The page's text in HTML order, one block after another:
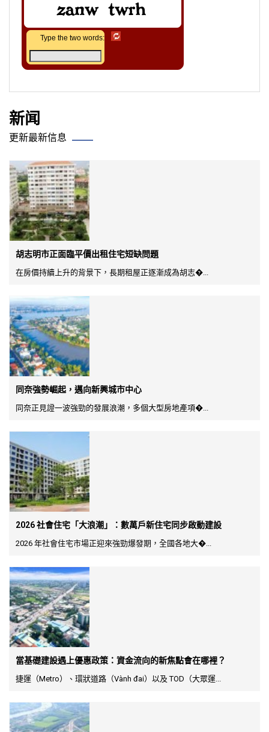
Type the two words:
新闻
更新最新信息
胡志明市正面臨平價出租住宅短缺問題
在房價持續上升的背景下，長期租屋正逐漸成為胡志�...
同奈強勢崛起，邁向新興城市中心
同奈正見證一波強勁的發展浪潮，多個大型房地產項�...
2026 社會住宅「大浪潮」：數萬戶新住宅同步啟動建設
2026 年社會住宅市場正迎來強勁爆發期，全國各地大�...
當基礎建設遇上優惠政策：資金流向的新焦點會在哪裡？
捷運（Metro）、環狀道路（Vành đai）以及 TOD（大眾運...